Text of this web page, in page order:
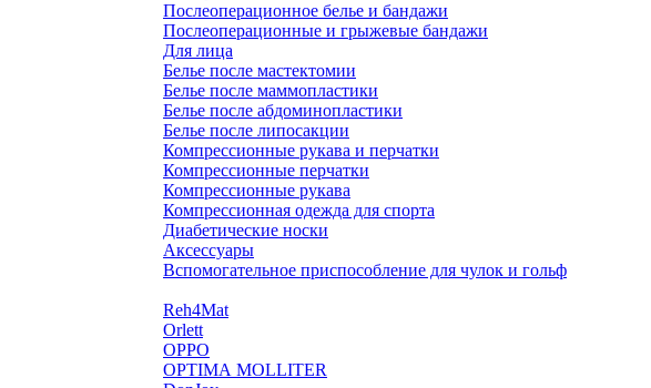
Послеоперационное белье и бандажи
Послеоперационные и грыжевые бандажи
Для лица
Белье после мастектомии
Белье после маммопластики
Белье после абдоминопластики
Белье после липосакции
Компрессионные рукава и перчатки
Компрессионные перчатки
Компрессионные рукава
Компрессионная одежда для спорта
Диабетические носки
Аксессуары
Вспомогательное приспособление для чулок и гольф
Reh4Mat
Orlett
OPPO
OPTIMA MOLLITER